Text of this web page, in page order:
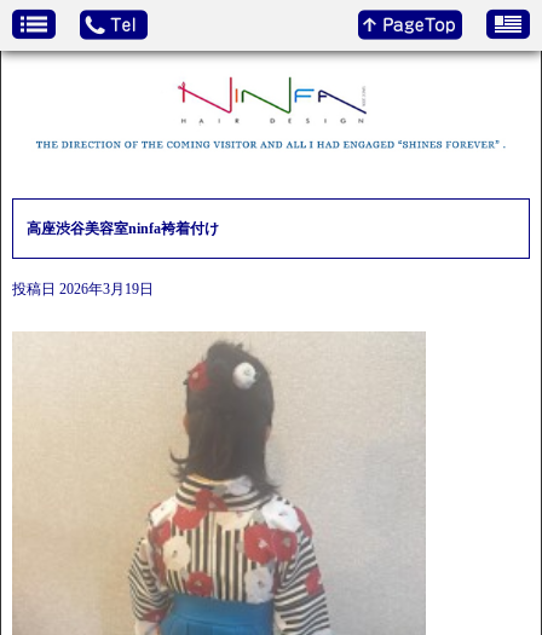
高座渋谷美容室ninfa袴着付け
投稿日 2026年3月19日